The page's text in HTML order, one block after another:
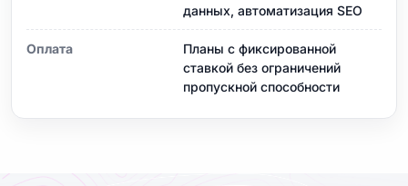
данных, автоматизация SEO
Оплата
Планы с фиксированной
ставкой без ограничений
пропускной способности